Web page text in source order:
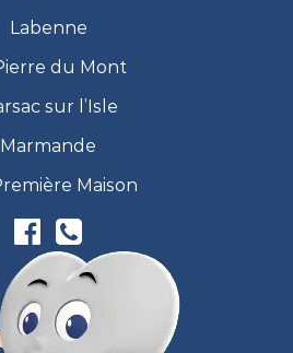
Labenne
du Mont
sur l’Isle
Marmande
Maison